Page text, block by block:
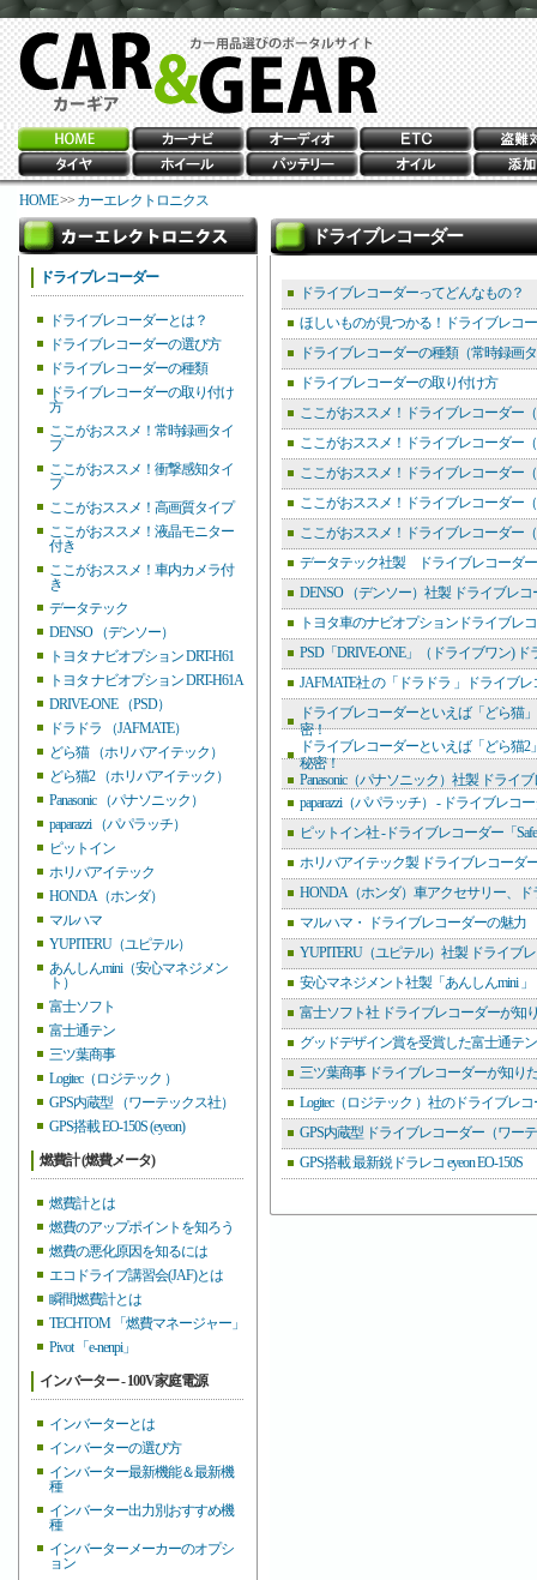
HOME>> カーエレクトロニクス
ドライブレコーダー
ドライブレコーダーとは？
ドライブレコーダーの選び方
ドライブレコーダーの種類
ドライブレコーダーの取り付け
方
ここがおススメ！常時録画タイ
プ
ここがおススメ！衝撃感知タイ
プ
ここがおススメ！高画質タイプ
ここがおススメ！液晶モニター
付き
ここがおススメ！車内カメラ付
き
データテック
DENSO （デンソー）
トヨタ ナビオプション DRT-H61
トヨタ ナビオプション DRT-H61A
DRIVE-ONE （PSD）
ドラドラ （JAFMATE）
どら猫 （ホリバアイテック）
どら猫2 （ホリバアイテック）
Panasonic （パナソニック）
paparazzi （パパラッチ）
ピットイン
ホリバアイテック
HONDA（ホンダ）
マルハマ
YUPITERU（ユピテル）
あんしんmini（安心マネジメン
ト）
富士ソフト
富士通テン
三ツ葉商事
Logitec（ロジテック ）
GPS内蔵型 （ワーテックス社）
GPS搭載 EO-150S (eyeon)
燃費計 (燃費メータ)
燃費計とは
燃費のアップポイントを知ろう
燃費の悪化原因を知るには
エコドライブ講習会(JAF)とは
瞬間燃費計とは
TECHTOM 「燃費マネージャー」
Pivot 「e-nenpi」
インバーター - 100V家庭電源
インバーターとは
インバーターの選び方
インバーター最新機能＆最新機
種
インバーター出力別おすすめ機
種
インバーターメーカーのオプシ
ョン
ドライブレコーダー
ドライブレコーダーってどんなもの？
ほしいものが見つかる！ドライブレコ
ドライブレコーダーの種類（常時録画
ドライブレコーダーの取り付け方
ここがおススメ！ドライブレコーダー
ここがおススメ！ドライブレコーダー
ここがおススメ！ドライブレコーダー
ここがおススメ！ドライブレコーダー
ここがおススメ！ドライブレコーダー
データテック社製 ドライブレコーダ
DENSO （デンソー）社製 ドライブレ
トヨタ車のナビオプションドライブレ
PSD「DRIVE-ONE」（ドライブワン)
JAFMATE社 の「ドラドラ 」ドライブ
ドライブレコーダーといえば「どら猫
密！
ドライブレコーダーといえば「どら猫
秘密！
Panasonic（パナソニック）社製 ドライ
paparazzi（パパラッチ） - ドライブレコ
ピットイン社 -ドライブレコーダー「
ホリバアイテック製 ドライブレコーダ
HONDA（ホンダ）車アクセサリー、
マルハマ・ ドライブレコーダーの魅力
YUPITERU（ユピテル）社製 ドライブ
安心マネジメント社製「あんしんmini
富士ソフト社 ドライブレコーダーが知
グッドデザイン賞を受賞した富士通
三ツ葉商事 ドライブレコーダーが知り
Logitec（ロジテック ）社のドライブレ
GPS内蔵型 ドライブレコーダー（ワー
GPS搭載 最新鋭ドラレコ eyeon EO-150S